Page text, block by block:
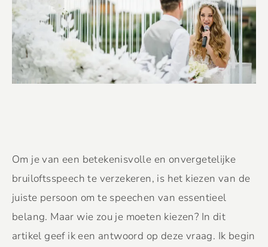
Om je van een betekenisvolle en onvergetelijke
bruiloftsspeech te verzekeren, is het kiezen van de
juiste persoon om te speechen van essentieel
belang. Maar wie zou je moeten kiezen? In dit
artikel geef ik een antwoord op deze vraag. Ik begin